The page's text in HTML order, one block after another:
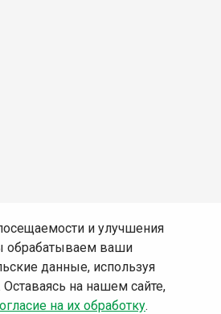
и улучшения
обрабатываем ваши
данные, используя
на нашем сайте,
на их обработку.